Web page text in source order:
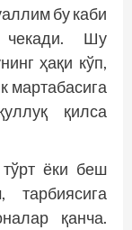
бу каби
чекади. Шу
ҳақи кўп,
мартабасига
қилса
ёки беш
тарбиясига
қанча.